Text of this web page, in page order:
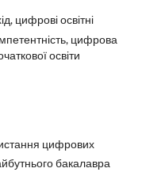
цифрові освітні
цифрова
освіти
цифрових
бакалавра